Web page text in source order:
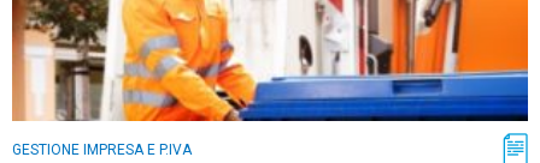
GESTIONE IMPRESA E P.IVA